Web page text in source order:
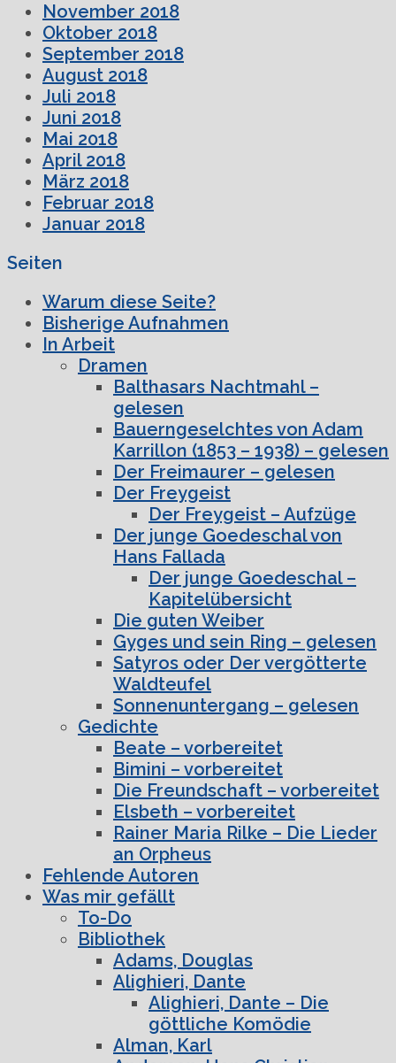
November 2018
Oktober 2018
September 2018
August 2018
Juli 2018
Juni 2018
Mai 2018
April 2018
März 2018
Februar 2018
Januar 2018
Seiten
Warum diese Seite?
Bisherige Aufnahmen
In Arbeit
Dramen
Balthasars Nachtmahl –
gelesen
Bauerngeselchtes von Adam
Karrillon (1853 – 1938) – gelesen
Der Freimaurer – gelesen
Der Freygeist
Der Freygeist – Aufzüge
Der junge Goedeschal von
Hans Fallada
Der junge Goedeschal –
Kapitelübersicht
Die guten Weiber
Gyges und sein Ring – gelesen
Satyros oder Der vergötterte
Waldteufel
Sonnenuntergang – gelesen
Gedichte
Beate – vorbereitet
Bimini – vorbereitet
Die Freundschaft – vorbereitet
Elsbeth – vorbereitet
Rainer Maria Rilke – Die Lieder
an Orpheus
Fehlende Autoren
Was mir gefällt
To-Do
Bibliothek
Adams, Douglas
Alighieri, Dante
Alighieri, Dante – Die
göttliche Komödie
Alman, Karl